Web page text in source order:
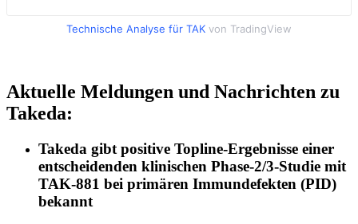
Technische Analyse für TAK von TradingView
Aktuelle Meldungen und Nachrichten zu
Takeda:
Takeda gibt positive Topline-Ergebnisse einer
entscheidenden klinischen Phase-2/3-Studie mit
TAK-881 bei primären Immundefekten (PID)
bekannt